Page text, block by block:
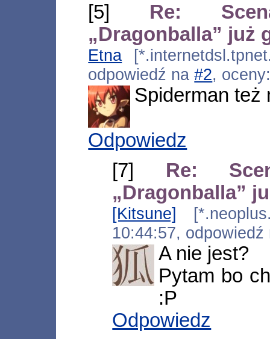
[5] Re:
„Dragonballa” już
Etna
odpowiedź na#2,
Spiderman też
Odpowiedz
[7] Re:
„Dragonballa”
[Kitsune]
10:44:57,
A nie jest?
Pytam bo
:P
Odpowiedz